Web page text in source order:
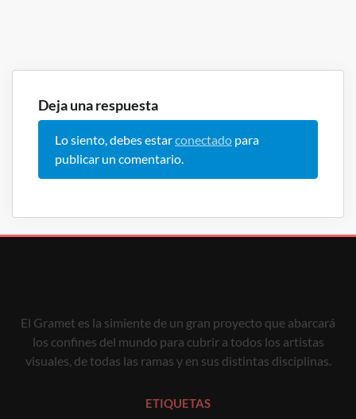
Deja una respuesta
Lo siento, debes estarconectado para
publicar un comentario.
El Gramet es la simiente de un gran proyecto que abarcará
los confines del mundo para cubrir a todos los artistas
visuales, de todas las ramas y en sus distintas disciplinas.
ETIQUETAS